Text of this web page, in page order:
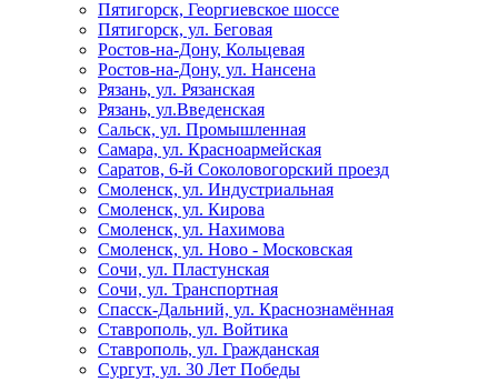
Пятигорск, Георгиевское шоссе
Пятигорск, ул. Беговая
Ростов-на-Дону, Кольцевая
Ростов-на-Дону, ул. Нансена
Рязань, ул. Рязанская
Рязань, ул.Введенская
Сальск, ул. Промышленная
Самара, ул. Красноармейская
Саратов, 6-й Соколовогорский проезд
Смоленск, ул. Индустриальная
Смоленск, ул. Кирова
Смоленск, ул. Нахимова
Смоленск, ул. Ново - Московская
Сочи, ул. Пластунская
Сочи, ул. Транспортная
Спасск-Дальний, ул. Краснознамённая
Ставрополь, ул. Войтика
Ставрополь, ул. Гражданская
Сургут, ул. 30 Лет Победы